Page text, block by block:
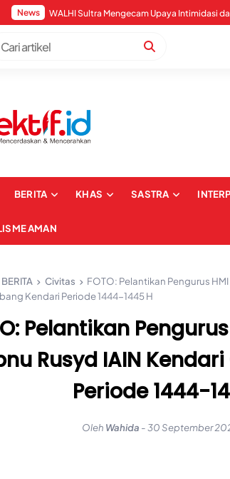
News
BERITA KHAS SASTRA
AMAN
BERITA Civitas
FOTO: Pelantikan Pengurus
Kendari Periode 1444-1445 H
Pelantikan
Rusyd IAIN
Periode 1444-
Oleh Wahida -30 September